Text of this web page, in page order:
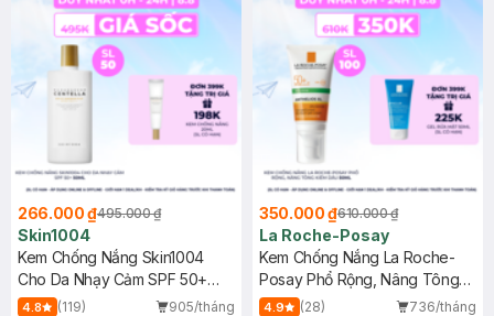
266.000 ₫495.000 ₫
Skin1004
Kem Chống Nắng Skin1004
Cho Da Nhạy Cảm SPF 50+
50ml
4.8 (119)
905/tháng
350.000 ₫610.000 ₫
La Roche-Posay
Kem Chống Nắng La Roche-
Posay Phổ Rộng, Nâng Tông
Kiềm Dầu 50ml
4.9 (28)
736/tháng